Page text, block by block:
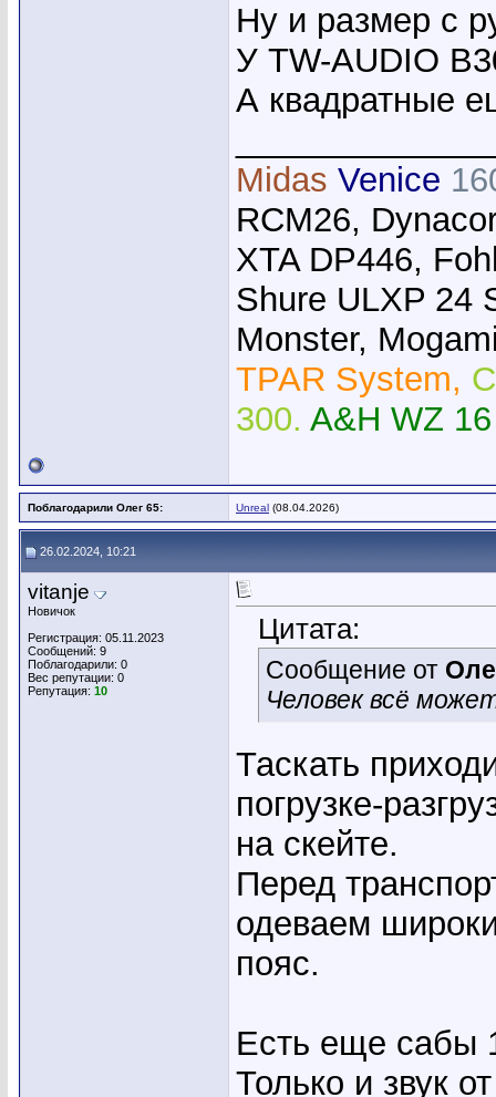
Ну и размер с
У TW-AUDIO
А квадратные
Midas Venice
RCM26,
XTA DP446,
Shure ULXP 24
Monster,
TPAR System,
300. A&H WZ
Поблагодарили Олег 65: Unreal (08.04.2026)
26.02.2024, 10:21
vitanje
Новичок
Регистрация: 05.11.2023
Сообщений: 9
Поблагодарили: 0
Вес репутации: 0
Репутация: 10
Цитата:
Сообщение от
Человек всё
Таскать
погрузке-
на скейте.
Перед
одеваем
пояс.
Есть еще сабы
Только и звук